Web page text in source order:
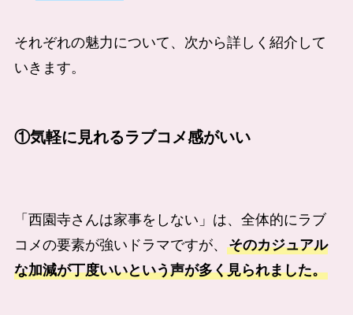
それぞれの魅力について、次から詳しく紹介して
いきます。
①気軽に見れるラブコメ感がいい
「西園寺さんは家事をしない」は、全体的にラブ
コメの要素が強いドラマですが、 そのカジュアル
な加減が丁度いいという声が多く見られました。